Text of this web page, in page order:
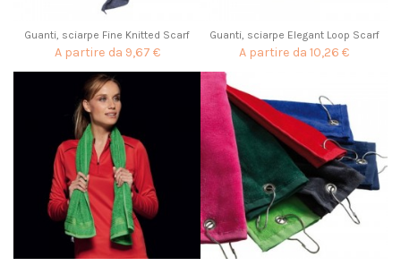
Guanti, sciarpe Fine Knitted Scarf
A partire da 9,67 €
Guanti, sciarpe Elegant Loop Scarf
A partire da 10,26 €